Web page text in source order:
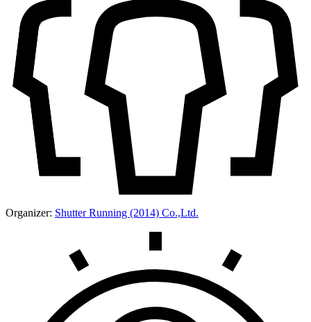
Organizer: Shutter Running (2014) Co.,Ltd.